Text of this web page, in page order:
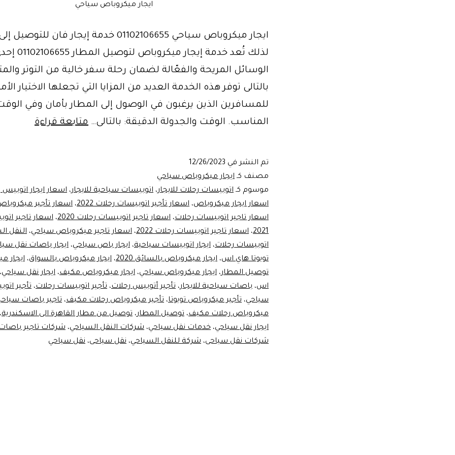
ايجار ميكروباص سياحي
ايجار ميكروباص سياحي 01102106655 خدمة إيجار فان
لذلك تُعد خدمة إيجار ميكروباص لتوصيل
الوسائل المريحة والفعّالة لضمان رحلة سفر خالية من التوتر
بالتالى توفر هذه الخدمة العديد من المزايا التي تجعلها الاختيار
للمسافرين الذين يرغبون في الوصول إلى المطار بأمان وفي
المناسب. الوقت والجدولة الدقيقة: بالتالى… متابعة قراءة
تم النشر في 12/26/2023
مصنف كـ ايجار ميكروباص سياحي
موسوم كـ اتوبيسات رحلات للايجار، اتوبيسات سياحية للايجار، اسعار ايجار اتوبيس
اسعار ايجار ميكروباص، اسعار تأجير اتوبيسات رحلات 2022 ، اسعار تأجير
اسعار تاجير اتوبيسات رحلات، اسعار تاجير اتوبيسات رحلات 2020 ، اسعار تاجير
2021، اسعار تاجير اتوبيسات رحلات 2022 ، اسعار تاجير ميكروباص سياحي، النقل
اتوبيسات رحلات، ايجار اتوبيسات سياحية، ايجار باص سياحي، ايجار باصات نقل
تويوتا هاي اس، ايجار ميكروباص بالسائق 2020 ، ايجار ميكروباص بالسواق، ايجار
توصيل المطار، ايجار ميكروباص سياحي، ايجار ميكروباص مكيف، ايجار نقل سياحي
اس، باصات سياحية للايجار، تأجير أتوبيس رحلات، تأجير اتوبيسات رحلات، تأجير
سياحي، تأجير ميكروباص تويوتا، تأجير ميكروباص رحلات مكيف، تاجير باصات
ميكروباص رحلات مكيف، توصيل المطار، توصيل من مطار القاهرة الى الاسكندرية
ايجار نقل سياحي، خدمات نقل سياحي، شركات النقل السياحي، شركات تاجير
شركات نقل سياحى، شركة للنقل السياحي، نقل سياحى، نقل سياحي